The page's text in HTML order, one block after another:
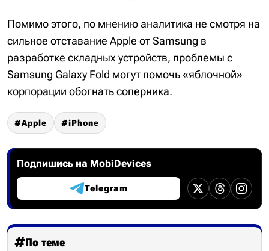
Помимо этого, по мнению аналитика не смотря на
сильное отставание Apple от Samsung в
разработке складных устройств, проблемы с
Samsung Galaxy Fold могут помочь «яблочной»
корпорации обогнать соперника.
Apple iPhone
Подпишись на MobiDevices
Telegram
По теме